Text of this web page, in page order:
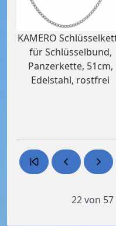
KAMERO
für Schlüsselbund,
Panzerkette, 51cm,
Edelstahl, rostfrei
22 von 57